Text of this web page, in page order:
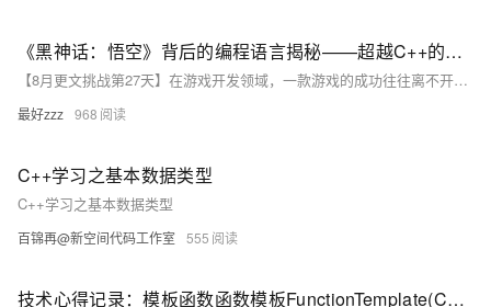
《黑神话：悟空》背后的编程语言揭秘——超越C++的多元技术融合
【8月更文挑战第27天】在游戏开发领域，一款游戏的成功往往离不开其背后强大的技术支持和编程语言的精妙运用。《黑神话：悟空》作为备受瞩目的国产单机动作游戏，其开发过程不仅涉及了多种编程语言，更是一次技术创新的集中展现。然而，当我们深入探讨其开发语言时，会发现它并非仅依赖于单一的C++，而是融合了多种编程语言的优势，共同铸就了这款游戏的辉煌。
最好zzz 968
C++学习之基本数据类型
C++学习之基本数据类型
百锦再@新空间代码工作室 555
技术心得记录：模板函数函数模板FunctionTemplate(C++Primer